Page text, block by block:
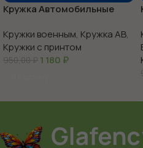
Кружка Автомобильные
Кружки военным, Кружка АВ,
Кружки с принтом
950,00₽ 1 180 ₽